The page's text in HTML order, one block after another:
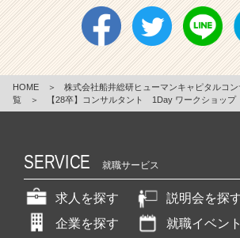
HOME ＞ 株式会社船井総研ヒューマンキャピタルコ
覧
＞ 【28卒】コンサルタント 1Day ワークショッ
SERVICE 就職サービス
求人を探す
説明会を探
企業を探す
就職イベン